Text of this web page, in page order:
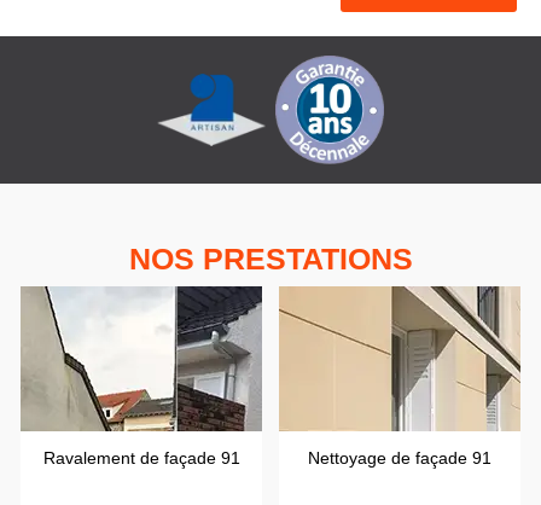
NOS PRESTATIONS
Ravalement de façade 91 Nettoyage de façade 91